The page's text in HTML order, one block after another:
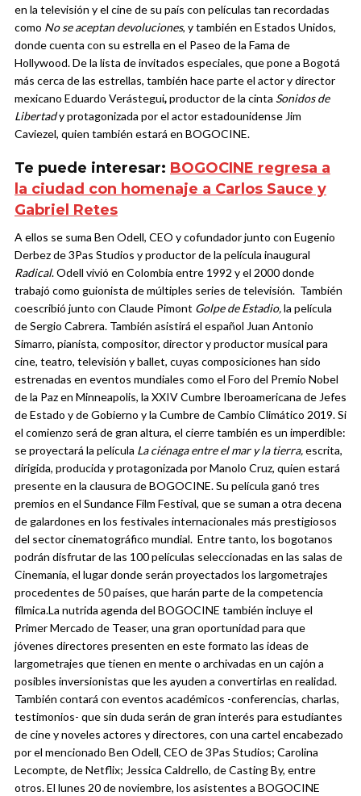
en la televisión y el cine de su país con películas tan recordadas
como No se aceptan devoluciones, y también en Estados Unidos,
donde cuenta con su estrella en el Paseo de la Fama de
Hollywood.De la lista de invitados especiales, que pone a Bogotá
más cerca de las estrellas, también hace parte el actor y director
mexicano Eduardo Verástegui,productor de la cinta Sonidos de
Libertady protagonizada por el actor estadounidense Jim
Caviezel, quien también estará en BOGOCINE.
Te puede interesar: BOGOCINE regresa a
la ciudad con homenaje a Carlos Sauce y
Gabriel Retes
A ellos se suma Ben Odell, CEO y cofundador junto con Eugenio
Derbez de 3Pas Studios y productor de la película inaugural
Radical. Odell vivió en Colombia entre 1992 y el 2000 donde
trabajó como guionista de múltiples series de televisión. También
coescribió junto con Claude Pimont Golpe de Estadio,la película
de Sergio Cabrera. También asistirá el español Juan Antonio
Simarro, pianista, compositor, director y productor musical para
cine, teatro, televisión y ballet, cuyas composiciones han sido
estrenadas en eventos mundiales como el Foro del Premio Nobel
de la Paz en Minneapolis, la XXIV Cumbre Iberoamericana de Jefes
de Estado y de Gobierno y la Cumbre de Cambio Climático 2019.Si
el comienzo será de gran altura, el cierre también es un imperdible:
se proyectará la película La ciénaga entre el mar y la tierra,escrita,
dirigida, producida y protagonizada por Manolo Cruz, quien estará
presente en la clausura deBOGOCINE. Su película ganó tres
premios en el Sundance Film Festival, que se suman a otra decena
de galardones en los festivales internacionales más prestigiosos
del sector cinematográfico mundial. Entre tanto, los bogotanos
podrán disfrutar de las 100 películas seleccionadas en las salas de
Cinemanía, el lugar donde serán proyectados los largometrajes
procedentes de 50 países, que harán parte de la competencia
fílmica.La nutrida agenda del BOGOCINE también incluye el
Primer Mercado de Teaser, una gran oportunidad para que
jóvenes directores presenten en este formato las ideas de
largometrajes que tienen en mente o archivadas en un cajón a
posibles inversionistas que les ayuden a convertirlas en realidad.
También contará con eventos académicos -conferencias, charlas,
testimonios- que sin duda serán de gran interés para estudiantes
de cine y noveles actores y directores, con una cartel encabezado
por el mencionado Ben Odell, CEO de 3Pas Studios; Carolina
Lecompte, de Netflix; Jessica Caldrello, de Casting By, entre
otros.El lunes 20 de noviembre, los asistentes a BOGOCINE